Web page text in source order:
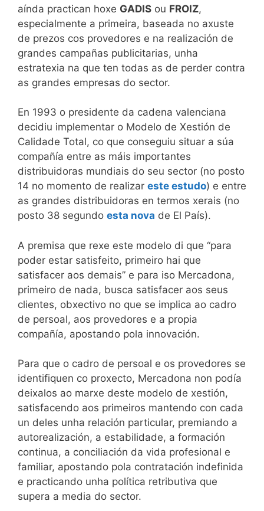
aínda practican hoxe GADIS ou FROIZ,
especialmente a primeira, baseada no axuste
de prezos cos provedores e na realización de
grandes campañas publicitarias, unha
estratexia na que ten todas as de perder contra
as grandes empresas do sector.
En 1993 o presidente da cadena valenciana
decidiu implementar o Modelo de Xestión de
Calidade Total, co que conseguiu situar a súa
compañía entre as máis importantes
distribuidoras mundiais do seu sector (no posto
14 no momento de realizar este estudo) e entre
as grandes distribuidoras en termos xerais (no
posto 38 segundo esta nova de El País).
A premisa que rexe este modelo di que “para
poder estar satisfeito, primeiro hai que
satisfacer aos demais” e para iso Mercadona,
primeiro de nada, busca satisfacer aos seus
clientes, obxectivo no que se implica ao cadro
de persoal, aos provedores e a propia
compañía, apostando pola innovación.
Para que o cadro de persoal e os provedores se
identifiquen co proxecto, Mercadona non podía
deixalos ao marxe deste modelo de xestión,
satisfacendo aos primeiros mantendo con cada
un deles unha relación particular, premiando a
autorealización, a estabilidade, a formación
continua, a conciliación da vida profesional e
familiar, apostando pola contratación indefinida
e practicando unha política retributiva que
supera a media do sector.